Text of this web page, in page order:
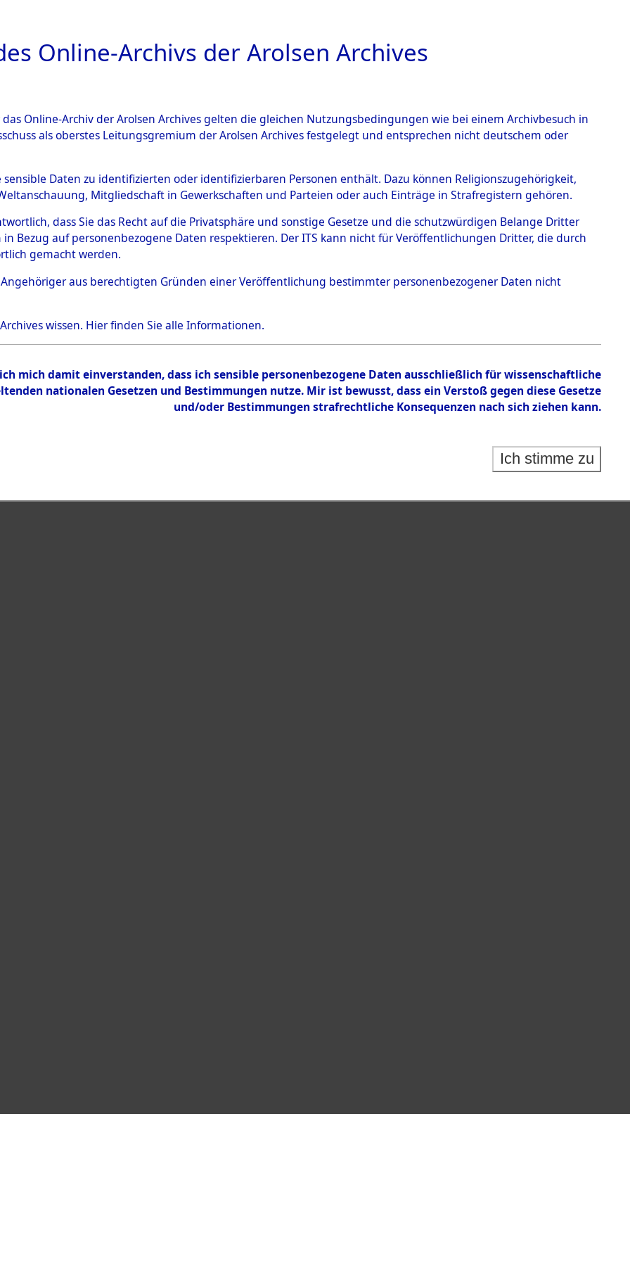
ARCHIVALE ÜBERSICHT BILD
0001 (108003494)
Person BLACHOWITZ, JULIA
Bestand
Online-Archivs der Arolsen Archives
Online-Archiv der Arolsen Archives gelten die gleichen Nutzungsbedingungen wie bei einem Archivbesuch in
als oberstes Leitungsgremium der Arolsen Archives festgelegt und entsprechen nicht deutschem oder
sensible Daten zu identifizierten oder identifizierbaren Personen enthält. Dazu können Religionszugehörigkeit,
Mitgliedschaft in Gewerkschaften und Parteien oder auch Einträge in Strafregistern gehören.
dass Sie das Recht auf die Privatsphäre und sonstige Gesetze und die schutzwürdigen Belange Dritter
Bezug auf personenbezogene Daten respektieren. Der ITS kann nicht für Veröffentlichungen Dritter, die durch
gemacht werden.
Angehöriger aus berechtigten Gründen einer Veröffentlichung bestimmter personenbezogener Daten nicht
wissen. Hierfinden Sie alle Informationen.
mich damit einverstanden, dass ich sensible personenbezogene Daten ausschließlich für wissenschaftliche
nationalen Gesetzen und Bestimmungen nutze. Mir ist bewusst, dass ein Verstoß gegen diese Gesetze
und/oder Bestimmungen strafrechtliche Konsequenzen nach sich ziehen kann.
Ich stimme zu